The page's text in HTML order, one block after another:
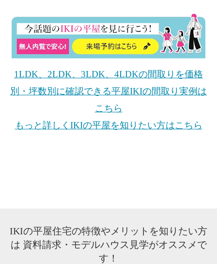
1LDK、2LDK、3LDK、4LDKの間取りを価格
別・坪数別に確認できる平屋IKIの間取り実例は
こちら
もっと詳しくIKIの平屋を知りたい方はこちら
IKIの平屋住宅の特徴やメリットを知りたい方
は 資料請求・モデルハウス見学がオススメで
す！